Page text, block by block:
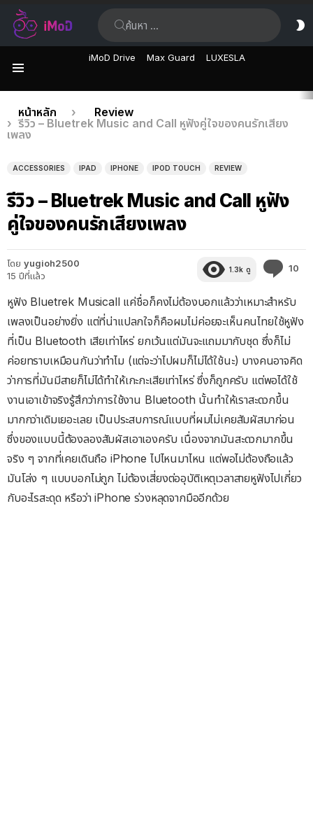
iMoD Drive Max Guard LUXESLA
เรื่อง
ล่าสุด
คุณอยู่ที่นี่:
หน้าหลัก
Review
รีวิว – Bluetrek Music and Call หูฟังคู่ใจของคนรักเสียง
เพลง
ACCESSORIES IPAD IPHONE IPOD TOUCH REVIEW
รีวิว – Bluetrek Music and Call หูฟัง
คู่ใจของคนรักเสียงเพลง
โดย yugioh2500
15 ปีที่แล้ว
1.3k ดู 10
หูฟัง Bluetrek Musicall แค่ชื่อก็คงไม่ต้องบอกแล้วว่าเหมาะสำหรับ
เพลงเป็นอย่างยิ่ง แต่ที่น่าแปลกใจก็คือผมไม่ค่อยจะเห็นคนไทยใช้หูฟัง
ที่เป็น Bluetooth เสียเท่าไหร่ ยกเว้นแต่มันจะแถมมากับชุด ซึ่งก็ไม่
ค่อยทราบเหมือนกันว่าทำไม (แต่จะว่าไปผมก็ไม่ได้ใช้นะ) บางคนอาจคิด
ว่าการที่มันมีสายก็ไม่ได้ทำให้เกะกะเสียเท่าไหร่ ซึ่งก็ถูกครับ แต่พอได้ใช้
งานเอาเข้าจริงรู้สึกว่าการใช้งาน Bluetooth นั้นทำให้เราสะดวกขึ้น
มากกว่าเดิมเยอะเลย เป็นประสบการณ์แบบที่ผมไม่เคยสัมผัสมาก่อน
ซึ่งของแบบนี้ต้องลองสัมผัสเอาเองครับ เนื่องจากมันสะดวกมากขึ้น
จริง ๆ จากที่เคยเดินถือ iPhone ไปไหนมาไหน แต่พอไม่ต้องถือแล้ว
มันโล่ง ๆ แบบบอกไม่ถูก ไม่ต้องเสี่ยงต่ออุบัติเหตุเวลาสายหูฟังไปเกี่ยว
กับอะไรสะดุด หรือว่า iPhone ร่วงหลุดจากมืออีกด้วย